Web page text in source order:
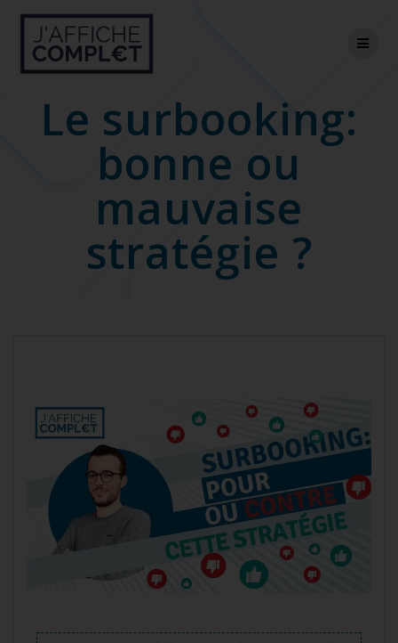
Le surbooking:
bonne ou
mauvaise
stratégie ?